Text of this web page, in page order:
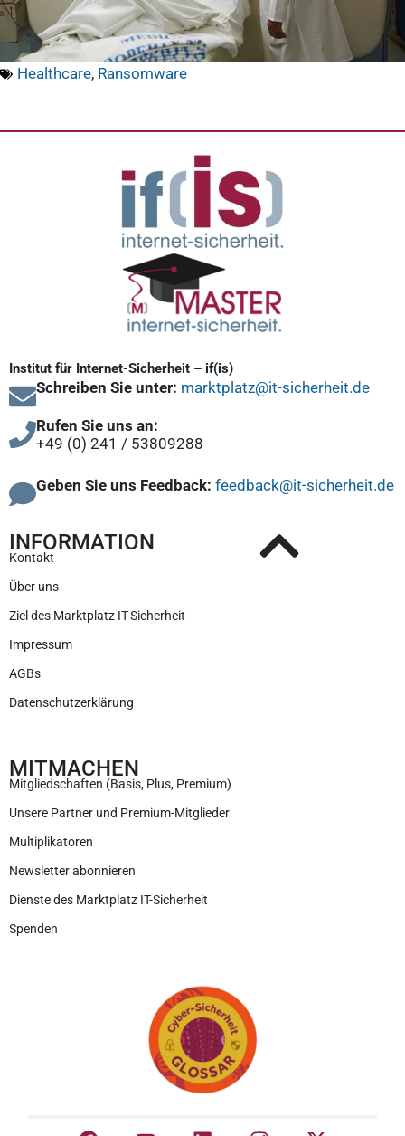
Healthcare, Ransomware
Institut für Internet-Sicherheit – if(is)
Schreiben Sie unter: marktplatz@it-sicherheit.de
Rufen Sie uns an:
+49 (0) 241 / 53809288
Geben Sie uns Feedback: feedback@it-sicherheit.de
INFORMATION
Kontakt
Über uns
Ziel des Marktplatz IT-Sicherheit
Impressum
AGBs
Datenschutzerklärung
MITMACHEN
Mitgliedschaften (Basis, Plus, Premium)
Unsere Partner und Premium-Mitglieder
Multiplikatoren
Newsletter abonnieren
Dienste des Marktplatz IT-Sicherheit
Spenden